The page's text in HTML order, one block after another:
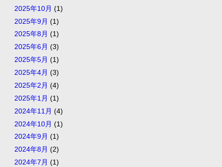
2025年10月 (1)
2025年9月 (1)
2025年8月 (1)
2025年6月 (3)
2025年5月 (1)
2025年4月 (3)
2025年2月 (4)
2025年1月 (1)
2024年11月 (4)
2024年10月 (1)
2024年9月 (1)
2024年8月 (2)
2024年7月 (1)